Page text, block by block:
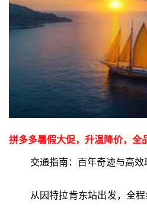
拼多多暑假大促，升温降价，全
交通指南：百年奇迹与高效
从因特拉肯东站出发，全